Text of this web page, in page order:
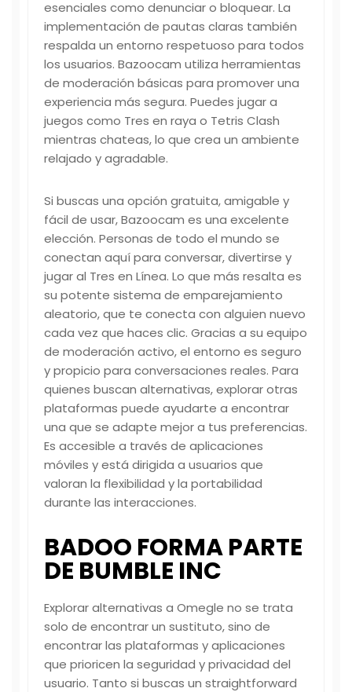
esenciales como denunciar o bloquear. La
implementación de pautas claras también
respalda un entorno respetuoso para todos
los usuarios. Bazoocam utiliza herramientas
de moderación básicas para promover una
experiencia más segura. Puedes jugar a
juegos como Tres en raya o Tetris Clash
mientras chateas, lo que crea un ambiente
relajado y agradable.
Si buscas una opción gratuita, amigable y
fácil de usar, Bazoocam es una excelente
elección. Personas de todo el mundo se
conectan aquí para conversar, divertirse y
jugar al Tres en Línea. Lo que más resalta es
su potente sistema de emparejamiento
aleatorio, que te conecta con alguien nuevo
cada vez que haces clic. Gracias a su equipo
de moderación activo, el entorno es seguro
y propicio para conversaciones reales. Para
quienes buscan alternativas, explorar otras
plataformas puede ayudarte a encontrar
una que se adapte mejor a tus preferencias.
Es accesible a través de aplicaciones
móviles y está dirigida a usuarios que
valoran la flexibilidad y la portabilidad
durante las interacciones.
BADOO FORMA PARTE
DE BUMBLE INC
Explorar alternativas a Omegle no se trata
solo de encontrar un sustituto, sino de
encontrar las plataformas y aplicaciones
que prioricen la seguridad y privacidad del
usuario. Tanto si buscas un straightforward